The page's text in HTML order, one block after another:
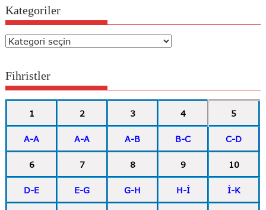
Kategoriler
Kategoriler
Fihristler
1 2 3 4 5
A-A A-A A-B B-C C-D
6 7 8 9 10
D-E E-G G-H H-İ İ-K